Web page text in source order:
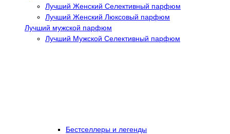
Лучший Женский Селективный парфюм
Лучший Женский Люксовый парфюм
Лучший мужской парфюм
Лучший Мужской Селективный парфюм
Бестселлеры и легенды